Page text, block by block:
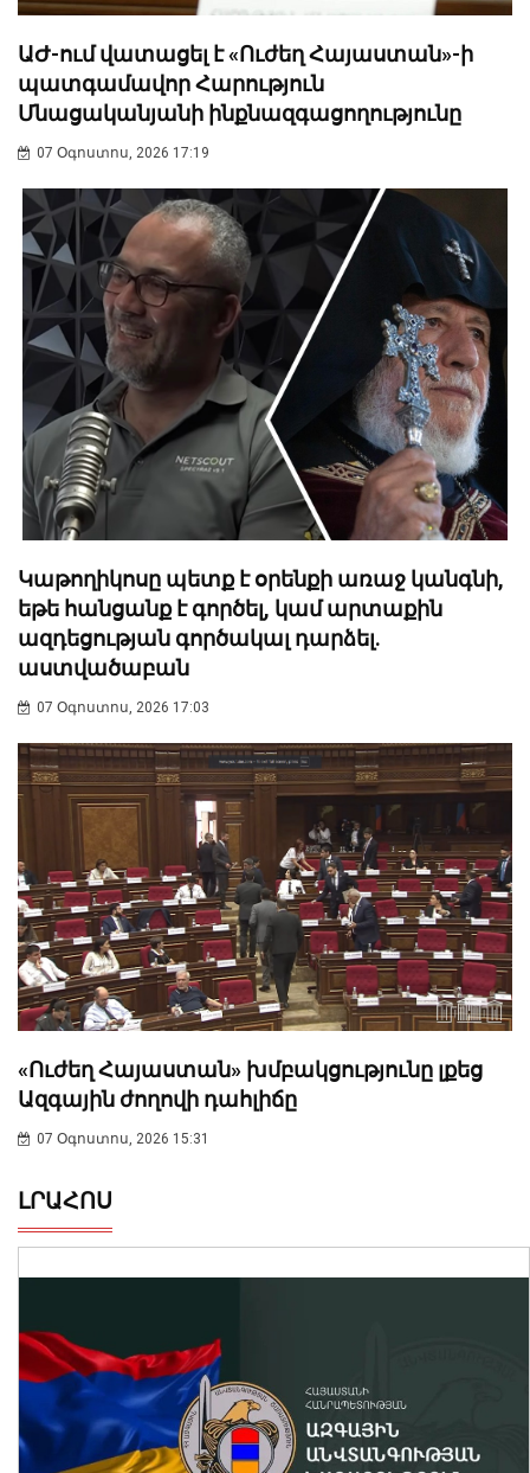
ԱԺ-ում վատացել է «Ուժեղ Հայաստան»-ի
պատգամավոր Հարություն
Մնացականյանի ինքնազգացողությունը
07 Օգոստոս, 2026 17:19
Կաթողիկոսը պետք է օրենքի առաջ կանգնի,
եթե հանցանք է գործել, կամ արտաքին
ազդեցության գործակալ դարձել.
աստվածաբան
07 Օգոստոս, 2026 17:03
«Ուժեղ Հայաստան» խմբակցությունը լքեց
Ազգային ժողովի դահլիճը
07 Օգոստոս, 2026 15:31
ԼՐԱՀՈՍ